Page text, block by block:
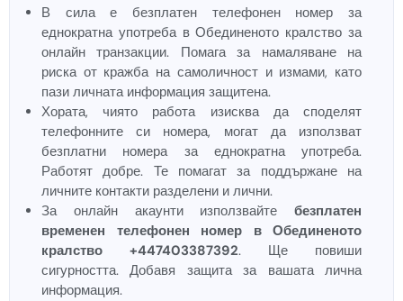
В сила е безплатен телефонен номер за
еднократна употреба в Обединеното кралство за
онлайн транзакции. Помага за намаляване на
риска от кражба на самоличност и измами, като
пази личната информация защитена.
Хората, чиято работа изисква да споделят
телефонните си номера, могат да използват
безплатни номера за еднократна употреба.
Работят добре. Те помагат за поддържане на
личните контакти разделени и лични.
За онлайн акаунти използвайте безплатен
временен телефонен номер в Обединеното
кралство +447403387392. Ще повиши
сигурността. Добавя защита за вашата лична
информация.